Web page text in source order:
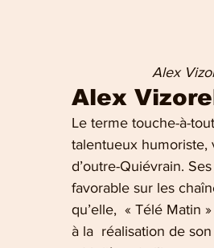
Alex
Le terme touche-à-
talentueux humoriste,
d’outre-Quiévrain.
favorable sur les
qu’elle,  « Télé Matin
à la  réalisation de